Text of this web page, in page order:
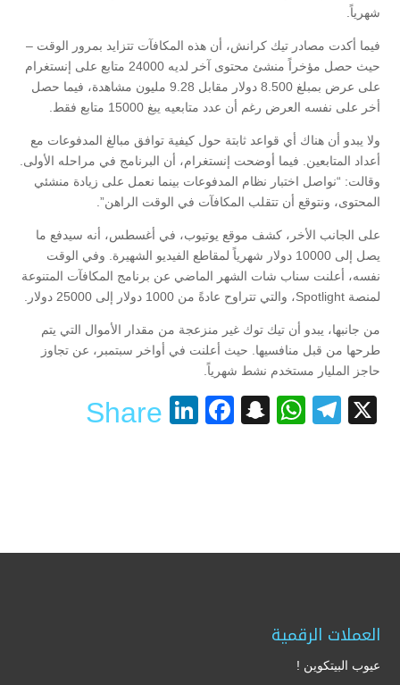
شهرياً.
فيما أكدت مصادر تيك كرانش، أن هذه المكافآت تتزايد بمرور الوقت –
حيث حصل مؤخراً منشئ محتوى آخر لديه 24000 متابع على إنستغرام
على عرض بمبلغ 8.500 دولار مقابل 9.28 مليون مشاهدة، فيما حصل
أخر على نفسه العرض رغم أن عدد متابعيه يبغ 15000 متابع فقط.
ولا يبدو أن هناك أي قواعد ثابتة حول كيفية توافق مبالغ المدفوعات مع
أعداد المتابعين. فيما أوضحت إنستغرام، أن البرنامج في مراحله الأولى.
وقالت: “نواصل اختبار نظام المدفوعات بينما نعمل على زيادة منشئي
المحتوى، ونتوقع أن تتقلب المكافآت في الوقت الراهن”.
على الجانب الأخر، كشف موقع يوتيوب، في أغسطس، أنه سيدفع ما
يصل إلى 10000 دولار شهرياً لمقاطع الفيديو الشهيرة. وفي الوقت
نفسه، أعلنت سناب شات الشهر الماضي عن برنامج المكافآت المتنوعة
لمنصة Spotlight، والتي تتراوح عادةً من 1000 دولار إلى 25000 دولار.
من جانبها، يبدو أن تيك توك غير منزعجة من مقدار الأموال التي يتم
طرحها من قبل منافسيها. حيث أعلنت في أواخر سبتمبر، عن تجاوز
حاجز المليار مستخدم نشط شهرياً.
X
Telegram
WhatsApp
Snapchat
Facebook
LinkedIn
Share
العملات الرقمية
عيوب البيتكوين !